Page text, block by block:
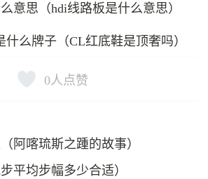
意思（hdi线路板是什么意思）
什么牌子（CL红底鞋是顶奢吗）
0人点赞
阿喀琉斯之踵的故事）
平均步幅多少合适）